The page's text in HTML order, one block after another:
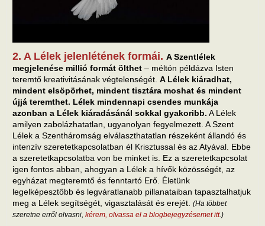
2. A Lélek jelenlétének formái. A Szentlélek
megjelenése millió formát ölthet – méltón példázva Isten
teremtő kreativitásának végtelenségét. A Lélek kiáradhat,
mindent elsöpörhet, mindent tisztára moshat és mindent
újjá teremthet. Lélek mindennapi csendes munkája
azonban a Lélek kiáradásánál sokkal gyakoribb. A Lélek
amilyen zabolázhatatlan, ugyanolyan fegyelmezett. A Szent
Lélek a Szentháromság elválaszthatatlan részeként állandó és
intenzív szeretetkapcsolatban él Krisztussal és az Atyával. Ebbe
a szeretetkapcsolatba von be minket is. Ez a szeretetkapcsolat
igen fontos abban, ahogyan a Lélek a hívők közösségét, az
egyházat megteremtő és fenntartó Erő. Életünk
legelképesztőbb és legváratlanabb pillanataiban tapasztalhatjuk
meg a Lélek segítségét, vigasztalását és erejét. (Ha többet
szeretne erről olvasni, kérem, olvassa el a blogbejegyzésemet itt.)